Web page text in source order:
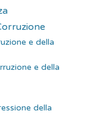
e della
e della
della